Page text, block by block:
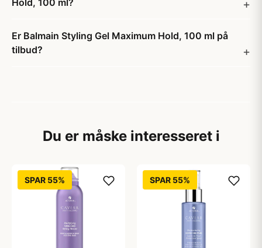
Hold, 100 ml?
Er Balmain Styling Gel Maximum Hold, 100 ml på
tilbud?
Du er måske interesseret i
SPAR 55% SPAR 55%